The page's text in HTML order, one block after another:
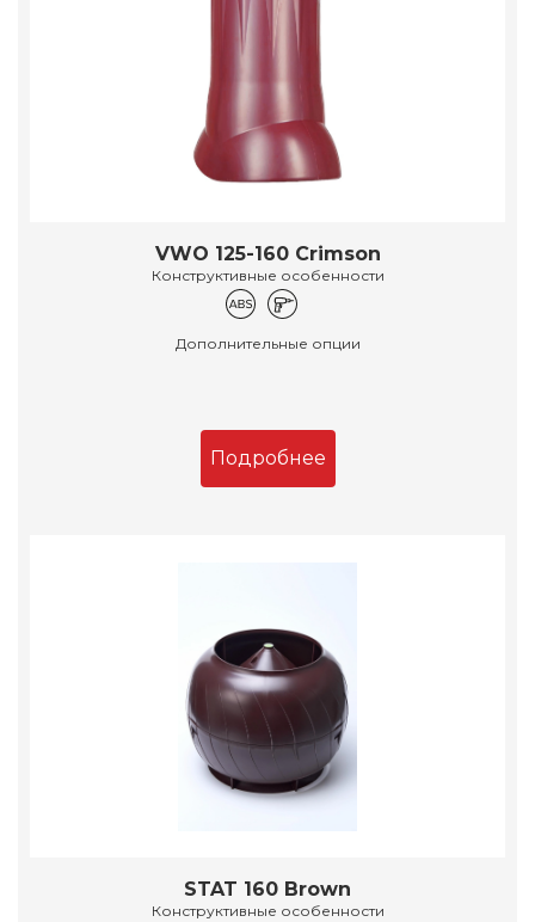
VWO 125-160 Crimson
Конструктивные особенности
Дополнительные опции
Подробнее
STAT 160 Brown
Конструктивные особенности